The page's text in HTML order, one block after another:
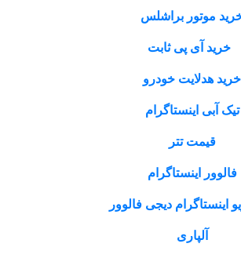
موتور براشلس
خرید آی پی ثابت
خرید هدلایت خودرو
تیک آبی اینستاگرام
قیمت تتر
فالوور اینستاگرام
اینستاگرام دیجی فالوور
آلپاری